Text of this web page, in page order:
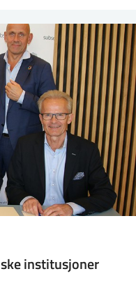
institusjoner